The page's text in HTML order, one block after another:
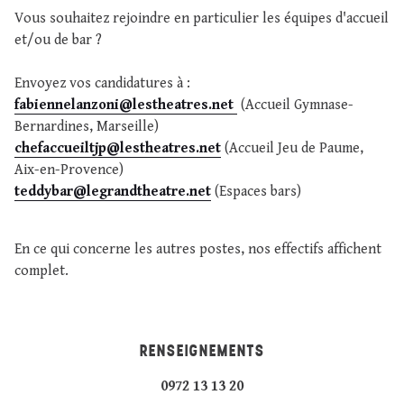
Vous souhaitez rejoindre en particulier les équipes d'accueil
et/ou de bar ?
Envoyez vos candidatures à :
fabiennelanzoni@lestheatres.net (Accueil Gymnase-
Bernardines, Marseille)
chefaccueiltjp@lestheatres.net (Accueil Jeu de Paume,
Aix-en-Provence)
teddybar@legrandtheatre.net (Espaces bars)
En ce qui concerne les autres postes, nos effectifs affichent
complet.
RENSEIGNEMENTS
0972 13 13 20